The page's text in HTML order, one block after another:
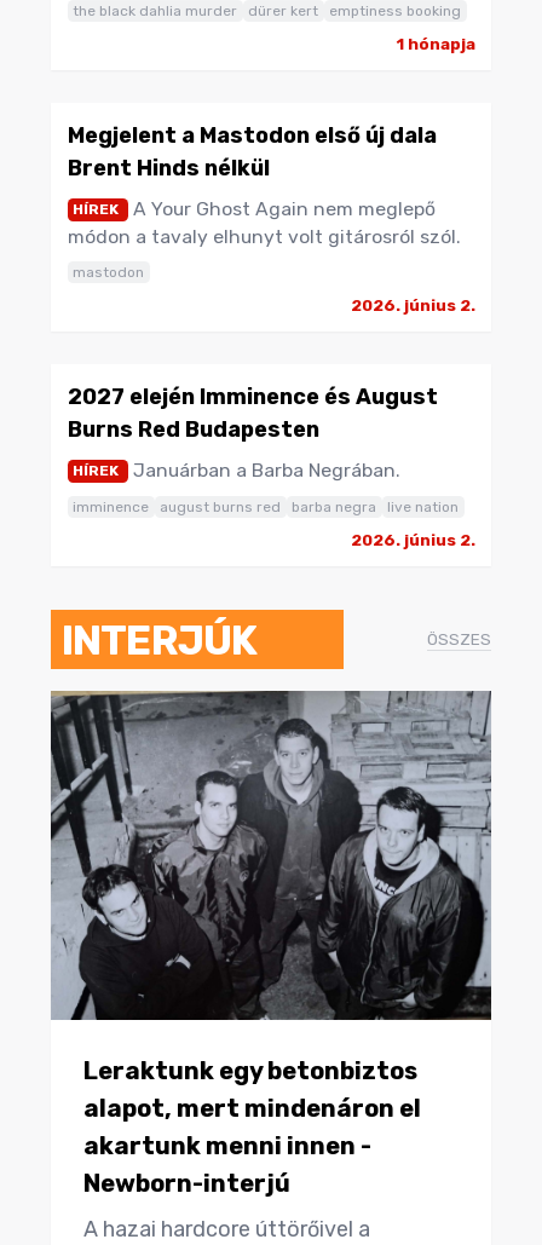
the black dahlia murder dürer kert emptiness booking
1 hónapja
Megjelent a Mastodon első új dala
Brent Hinds nélkül
HÍREK
A Your Ghost Again nem meglepő
módon a tavaly elhunyt volt gitárosról szól.
mastodon
2026. június 2.
2027 elején Imminence és August
Burns Red Budapesten
HÍREK Januárban a Barba Negrában.
imminence august burns red barba negra live nation
2026. június 2.
INTERJÚK ÖSSZES
Leraktunk egy betonbiztos
alapot, mert mindenáron el
akartunk menni innen -
Newborn-interjú
A hazai hardcore úttörőivel a